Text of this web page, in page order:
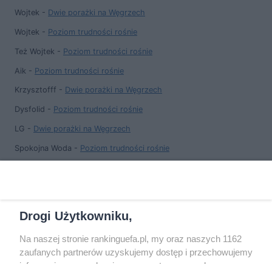
Wojtek - Dwie porażki na Węgrzech
Wojtek - Poziom trudności rośnie
Też Wojtek - Poziom trudności rośnie
Aik - Poziom trudności rośnie
Krzysztofff - Dwie porażki na Węgrzech
Dysfolid - Poziom trudności rośnie
LG - Dwie porażki na Węgrzech
Spokojna Woda - Poziom trudności rośnie
COPYRIGHT
Drogi Użytkowniku,
Na naszej stronie rankinguefa.pl, my oraz naszych 1162
zaufanych partnerów uzyskujemy dostęp i przechowujemy